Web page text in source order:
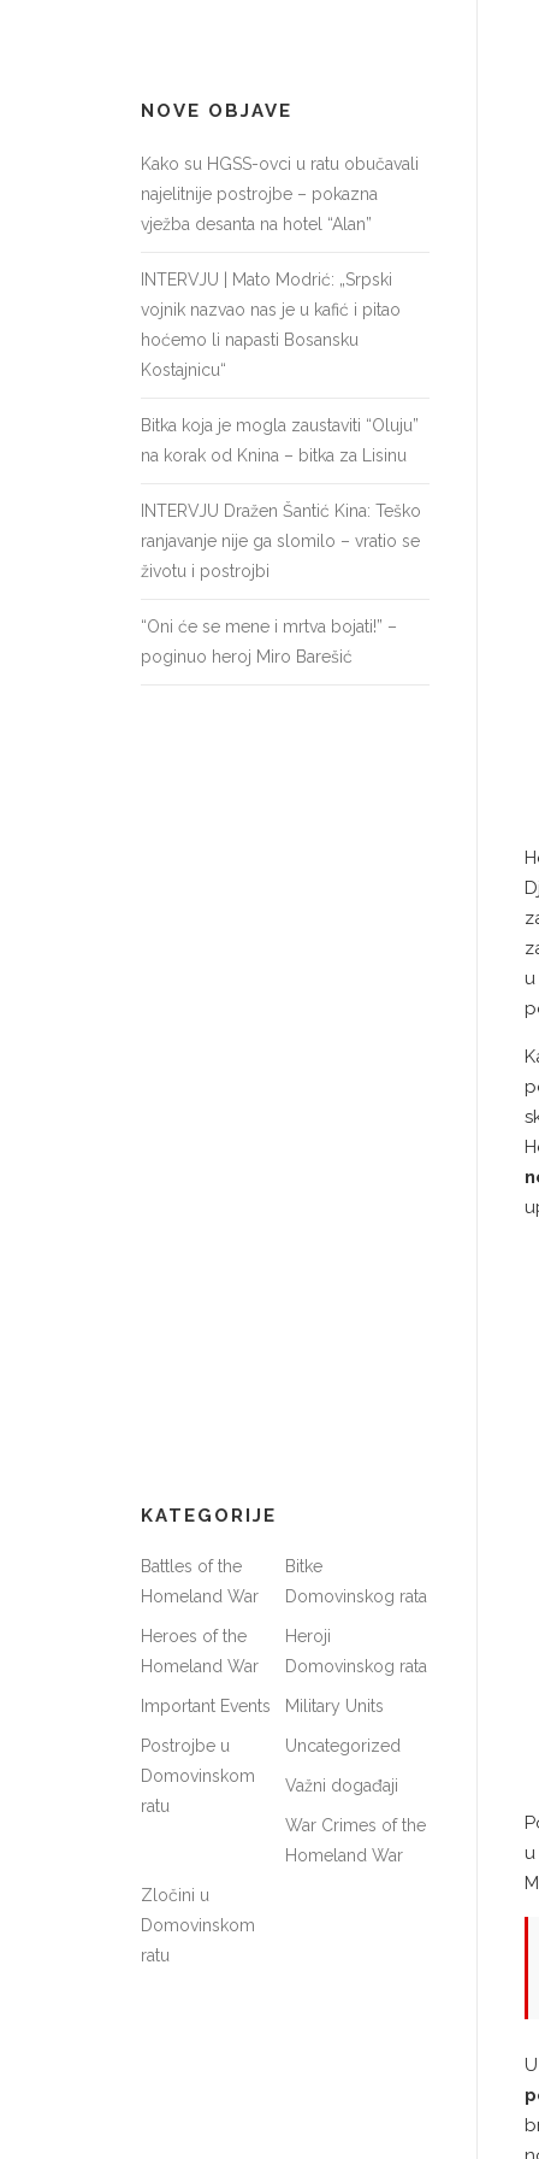
NOVE OBJAVE
Kako su HGSS-ovci u ratu obučavali
najelitnije postrojbe – pokazna
vježba desanta na hotel “Alan”
INTERVJU | Mato Modrić: „Srpski
vojnik nazvao nas je u kafić i pitao
hoćemo li napasti Bosansku
Kostajnicu“
Bitka koja je mogla zaustaviti “Oluju”
na korak od Knina – bitka za Lisinu
INTERVJU Dražen Šantić Kina: Teško
ranjavanje nije ga slomilo – vratio se
životu i postrojbi
“Oni će se mene i mrtva bojati!” –
poginuo heroj Miro Barešić
KATEGORIJE
Battles of the
Homeland War
Bitke
Domovinskog rata
Heroes of the
Homeland War
Heroji
Domovinskog rata
Important Events Military Units
Postrojbe u
Domovinskom
ratu
Uncategorized
Važni događaji
War Crimes of the
Homeland War
Zločini u
Domovinskom
ratu